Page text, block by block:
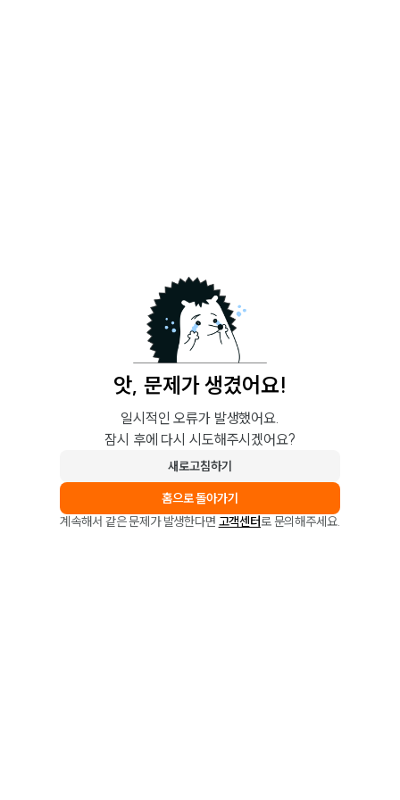
앗, 문제가 생겼어요!
일시적인 오류가 발생했어요.
잠시 후에 다시 시도해주시겠어요?
새로고침하기
홈으로 돌아가기
계속해서 같은 문제가 발생한다면 고객센터로 문의해주세요.